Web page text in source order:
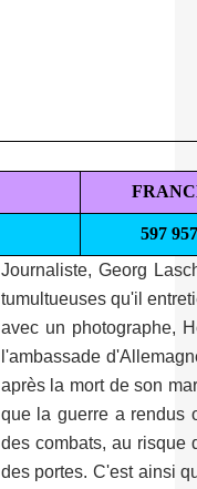
597 957
Journaliste, Georg
tumultueuses qu'il
avec un photographe,
l'ambassade
après la mort de son
que la guerre a rendus
des combats, au risque
des portes. C'est ainsi